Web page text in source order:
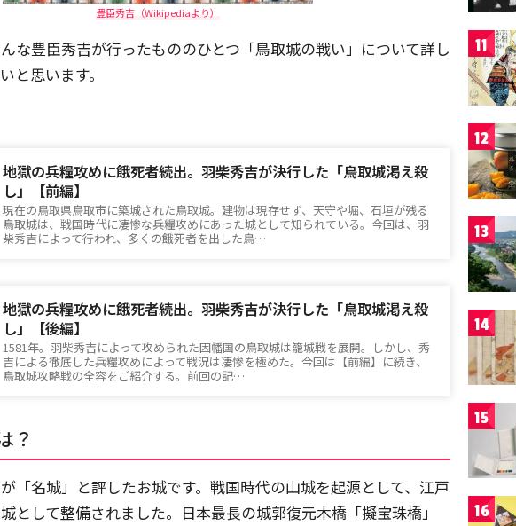
豊臣秀吉（Wikipediaより）
な豊臣秀吉が行ったもののひとつ「鳥取城の戦い」について詳し
と思います。
地獄の兵糧攻めに餓死者続出。羽柴秀吉が決行した「鳥取城渇え殺
し」【前編】
現在の鳥取県鳥取市に築城された鳥取城。建物は現存せず、天守や堀、石垣が残る
鳥取城は、戦国時代に凄惨な兵糧攻めにあった城として知られている。今回は、羽
柴秀吉によって行われ、多くの餓死者を出した鳥…
地獄の兵糧攻めに餓死者続出。羽柴秀吉が決行した「鳥取城渇え殺
し」【後編】
1581年。羽柴秀吉によって攻められた因幡国の鳥取城は籠城戦を展開。しかし、秀
吉による徹底した兵糧攻めによって戦況は凄惨を極めた。今回は【前編】に続き、
鳥取城攻略戦の全容をご紹介する。前回の記…
？
「名城」と評したお城です。戦国時代の山城を起源として、江戸
として整備されました。日本最長の城郭復元木橋「擬宝珠橋」
11
12
13
14
15
16